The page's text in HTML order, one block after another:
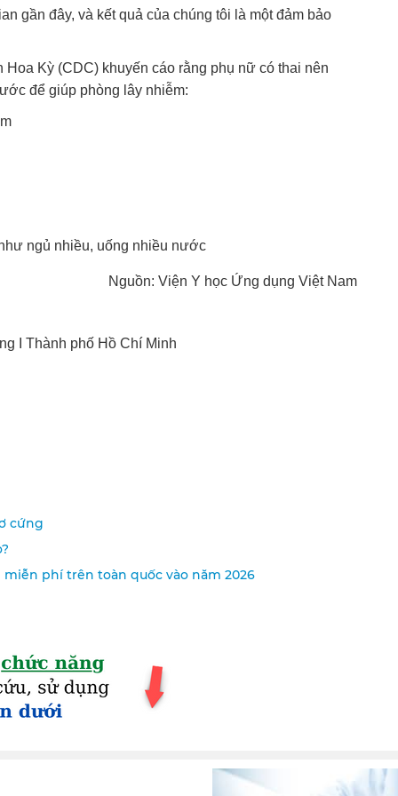
gần đây, và kết quả của chúng tôi là một đảm bảo
Kỳ (CDC) khuyến cáo rằng phụ nữ có thai nên
để giúp phòng lây nhiễm:
ngủ nhiều, uống nhiều nước
Nguồn: Viện Y học Ứng dụng Việt Nam
I Thành phố Hồ Chí Minh
cứng
phí trên toàn quốc vào năm 2026